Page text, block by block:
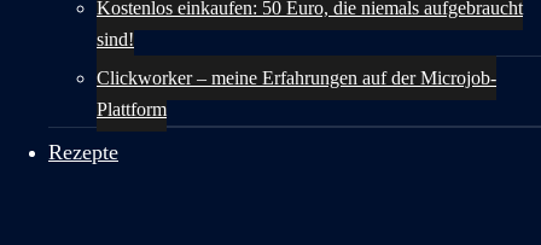
Kostenlos einkaufen: 50 Euro, die niemals aufgebraucht
sind!
Clickworker – meine Erfahrungen auf der Microjob-
Plattform
Rezepte